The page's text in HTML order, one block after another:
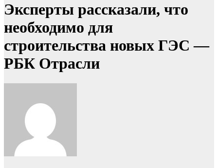
Эксперты рассказали, что
необходимо для
строительства новых ГЭС —
РБК Отрасли